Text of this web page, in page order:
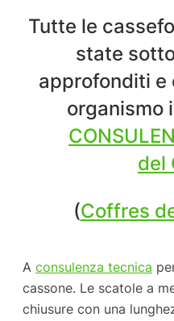
Tutte le
state
approfonditi
organismo
del
(Coffres
A consulenza tecnica
cassone. Le scatole a
chiusure con una